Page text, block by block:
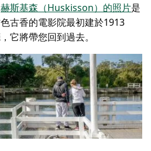
赫斯基森（Huskisson）的照片是
古香的電影院最初建於1913
它將帶您回到過去。